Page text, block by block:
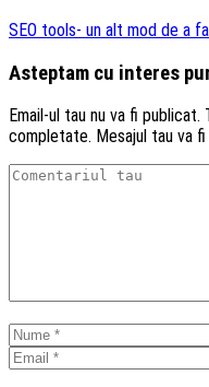
SEO tools- un alt mod de a
Asteptam cu interes
Email-ul tau nu va fi
completate. Mesajul tau va